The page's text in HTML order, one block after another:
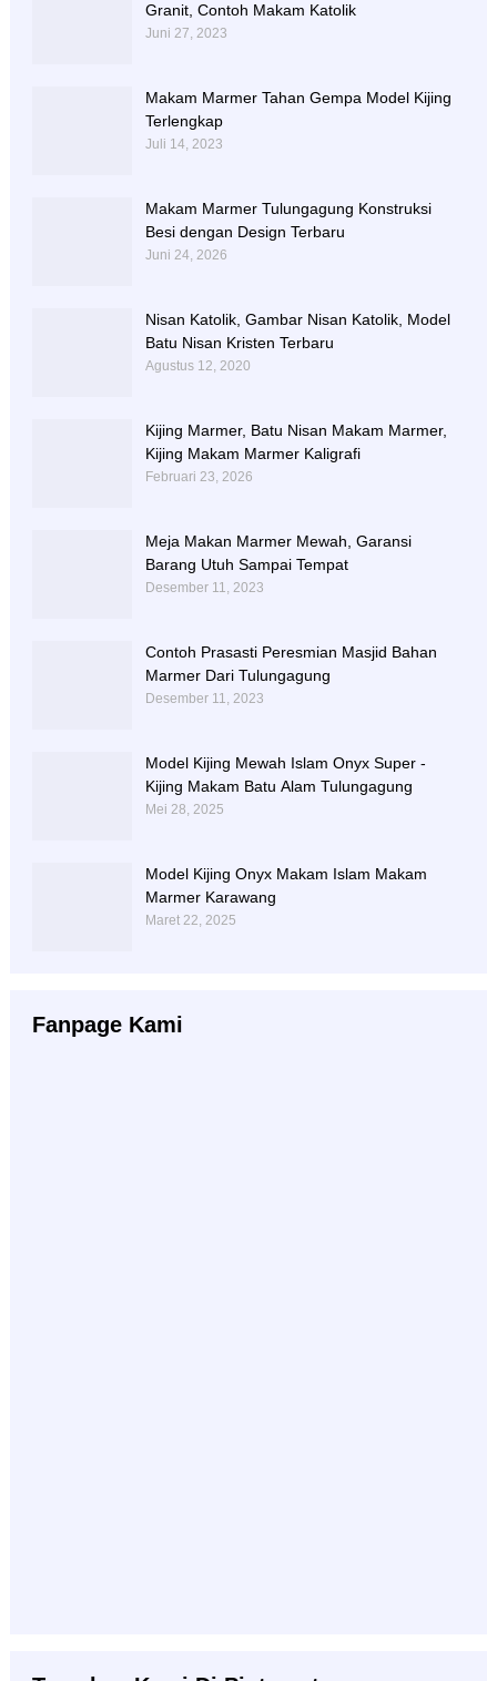
Granit, Contoh Makam Katolik
Juni 27, 2023
Makam Marmer Tahan Gempa Model Kijing
Terlengkap
Juli 14, 2023
Makam Marmer Tulungagung Konstruksi
Besi dengan Design Terbaru
Juni 24, 2026
Nisan Katolik, Gambar Nisan Katolik, Model
Batu Nisan Kristen Terbaru
Agustus 12, 2020
Kijing Marmer, Batu Nisan Makam Marmer,
Kijing Makam Marmer Kaligrafi
Februari 23, 2026
Meja Makan Marmer Mewah, Garansi
Barang Utuh Sampai Tempat
Desember 11, 2023
Contoh Prasasti Peresmian Masjid Bahan
Marmer Dari Tulungagung
Desember 11, 2023
Model Kijing Mewah Islam Onyx Super -
Kijing Makam Batu Alam Tulungagung
Mei 28, 2025
Model Kijing Onyx Makam Islam Makam
Marmer Karawang
Maret 22, 2025
Fanpage Kami